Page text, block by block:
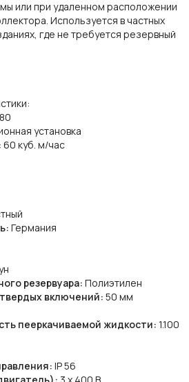
или при удаленном расположении
Используется в частных
где не требуется резервный
установка
60 куб. м/час
Германия
резервуара: Полиэтилен
включений: 50 мм
пееркачиваемой жидкости: 1.100
IP 56
3 х 400 В